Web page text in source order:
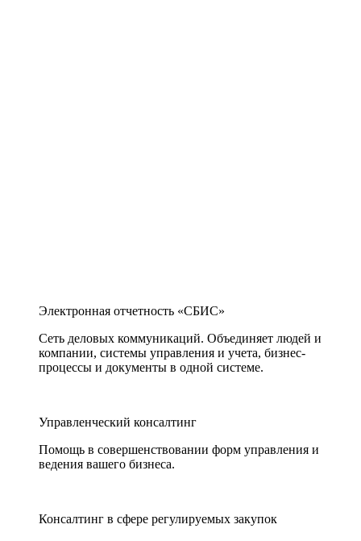
Электронная отчетность «СБИС»
Сеть деловых коммуникаций. Объединяет людей и
компании, системы управления и учета, бизнес-
процессы и документы в одной системе.
Управленческий консалтинг
Помощь в совершенствовании форм управления и
ведения вашего бизнеса.
Консалтинг в сфере регулируемых закупок